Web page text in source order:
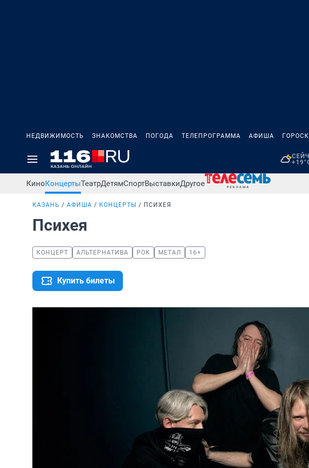
НЕДВИЖИМОСТЬ ЗНАКОМСТВА ПОГОДА ТЕЛЕПРОГРАММА АФИША
КиноКонцертыТеатрДетямСпортВыставкиДругое
КАЗАНЬ АФИША КОНЦЕРТЫ ПСИХЕЯ
Психея
КОНЦЕРТ АЛЬТЕРНАТИВА РОК МЕТАЛ 16+
Купить билеты